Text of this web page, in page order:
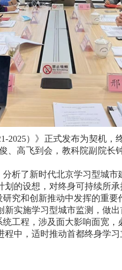
2025）》正式发布为契机，
、高飞到会，教科院副院长
析了新时代北京学习型城市
的设想，对终身可持续所承
究和创新推动中发挥的重
新实施学习型城市监测，做出
工程，涉及面大影响面宽
中，适时推动首都终身学习